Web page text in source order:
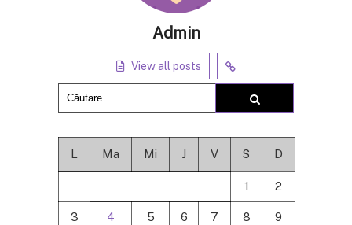
Admin
View all posts
L Ma Mi J V S D
1 2
3 4 5 6 7 8 9